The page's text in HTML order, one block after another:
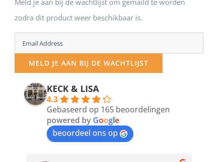
Meld je aan bij de wachtlijst om gemaild te worden
zodra dit product weer beschikbaar is.
Enter
your
email
address
MELD JE AAN BIJ DE WACHTLIJST
KECK & LISA
4.3
Gebaseerd op 165 beoordelingen
powered by Google
beoordeel ons op